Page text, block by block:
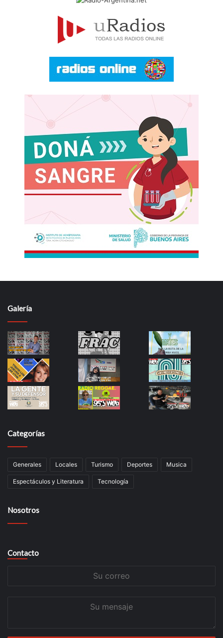
Galería
Categorías
Generales Locales Turismo Deportes Musica
Espectáculos y Literatura Tecnología
Nosotros
Contacto